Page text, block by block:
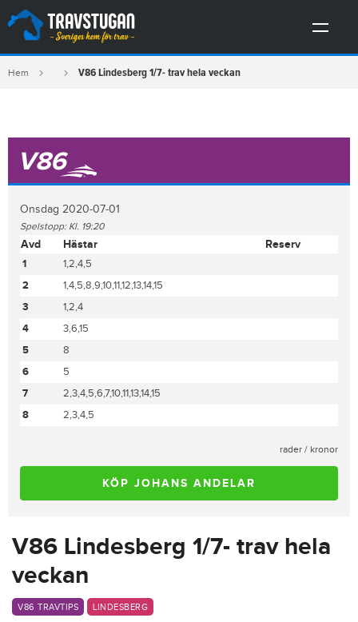
Hem V86 Lindesberg 1/7- trav hela veckan
V86
Onsdag 2020-07-01
Spelstopp: Kl. 19:20
Avd Hästar Reserv
1
1,2,4,5
2
1,4,5,8,9,10,11,12,13,14,15
3
1,2,4
4
3,6,15
5
8
6
5
7
2,3,4,5,6,7,10,11,13,14,15
8
2,3,4,5
rader / kronor
KÖP JOHANS ANDELAR
V86 Lindesberg 1/7- trav hela
veckan
V86 TRAVTIPS LINDESBERG